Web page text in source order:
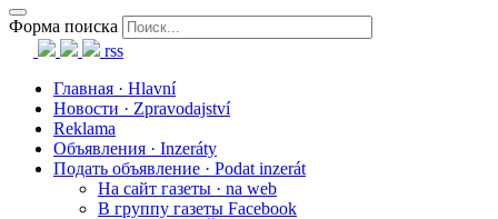
Форма поиска
rss
Главная · Hlavní
Новости · Zpravodajství
Reklama
Объявления · Inzeráty
Подать объявление · Podat inzerát
На сайт газеты · na web
В группу газеты Facebook